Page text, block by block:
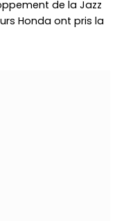
de la Jazz
Honda ont pris la